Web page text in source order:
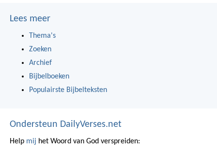
Lees meer
Thema's
Zoeken
Archief
Bijbelboeken
Populairste Bijbelteksten
Ondersteun DailyVerses.net
Help mij het Woord van God verspreiden: